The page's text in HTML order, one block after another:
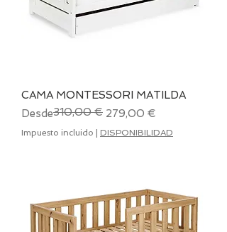
CAMA MONTESSORI MATILDA
Desde
Precio310,00 € 279,00 €
Precio de oferta
Impuesto incluido DISPONIBILIDAD